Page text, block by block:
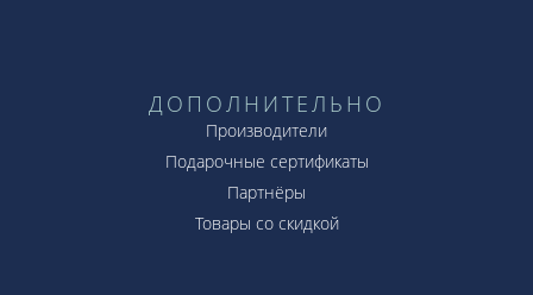
ДОПОЛНИТЕЛЬНО
Производители
Подарочные сертификаты
Партнёры
Товары со скидкой